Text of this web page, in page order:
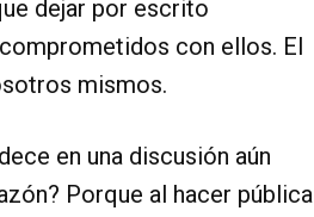
dejar por escrito
con ellos. El
mismos.
en una discusión aún
Porque al hacer pública